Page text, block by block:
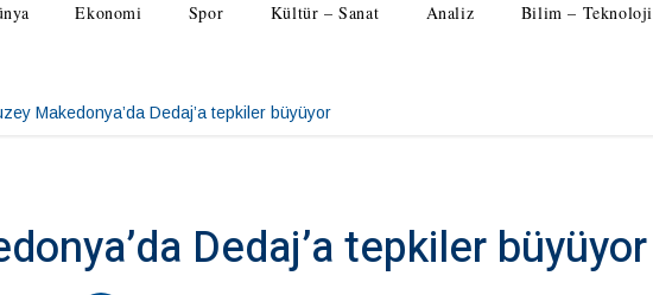
Ekonomi Spor Kültür – Sanat Analiz Bilim – Teknoloji
Makedonya’da Dedaj’a tepkiler büyüyor
Dedaj’a tepkiler büyüyor